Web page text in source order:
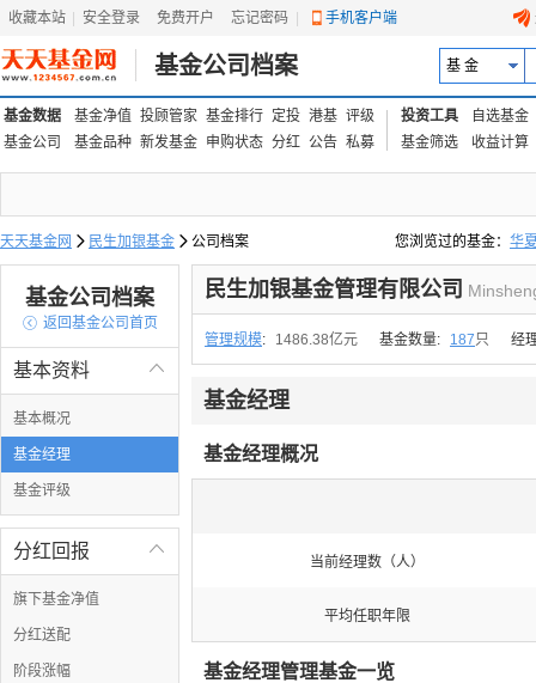
收藏本站 安全登录 免费开户 忘记密码 手机客户端
基金公司档案 基 金
基金数据 基金净值 投顾管家 基金排行 定投 港基 评级
基金公司
基金品种 新发基金 申购状态 分红 公告 私募
投资工具
自选基金
基金筛选
收益计算
天天基金网  民生加银基金  公司档案 您浏览过的基金： 华
易方达上证中盘ETF联
基金公司档案
 返回基金公司首页

基本资料
基本概况
基金经理
基金评级

分红回报
旗下基金净值
分红送配
阶段涨幅
民生加银基金管理有限公司
管理规模: 1486.38亿元 基金数量: 187只 经
基金经理
基金经理概况
当前经理数（人）
平均任职年限
基金经理管理基金一览